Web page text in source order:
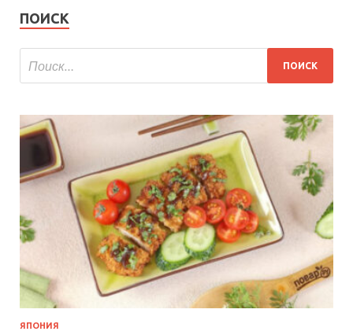
ПОИСК
ЯПОНИЯ